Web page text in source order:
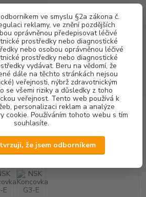
ve smyslu §2a zákona č.
reklamy, ve znění pozdějších
oprávněnou předepisovat léčivé
prostředky nebo diagnostické
nebo osobou oprávněnou léčivé
prostředky nebo diagnostické
vydávat. Beru na vědomí, že
dále na těchto stránkách nejsou
veřejnosti, nýbrž zdravotnickým
se všemi riziky a důsledky z toho
veřejnost. Tento web používá k
personalizaci reklam a analýze
cookie. Používáním tohoto webu s tím
souhlasíte.
že jsem odborníkem
Menu
CZK
Hledat
za0,00 Kč
KONCOVKY OZK NSK Koncovka G3-E
G3-E